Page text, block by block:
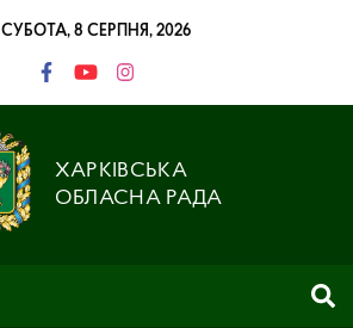
СУБОТА, 8 СЕРПНЯ, 2026
ХАРКІВСЬКА
ОБЛАСНА РАДА